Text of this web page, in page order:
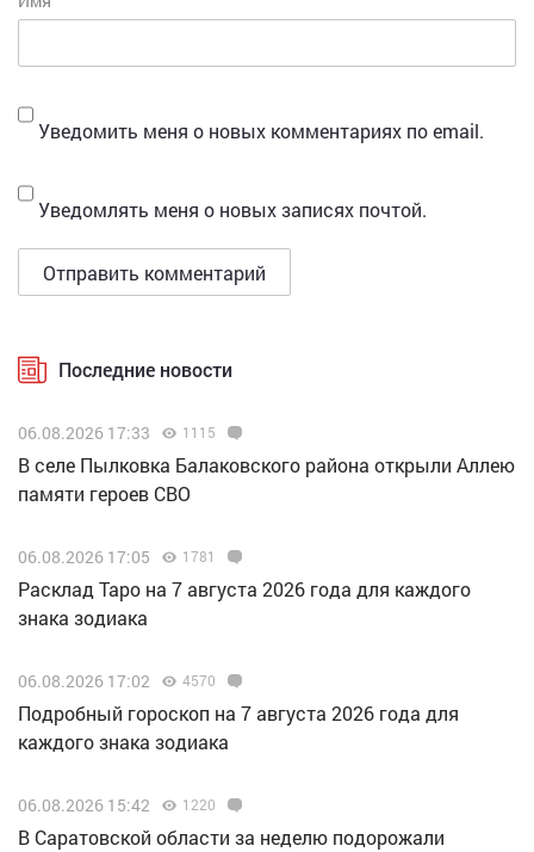
Уведомить меня о новых комментариях по email.
Уведомлять меня о новых записях почтой.
Последние новости
06.08.2026 17:33 1115
В селе Пылковка Балаковского района открыли Аллею
памяти героев СВО
06.08.2026 17:05 1781
Расклад Таро на 7 августа 2026 года для каждого
знака зодиака
06.08.2026 17:02 4570
Подробный гороскоп на 7 августа 2026 года для
каждого знака зодиака
06.08.2026 15:42 1220
В Саратовской области за неделю подорожали